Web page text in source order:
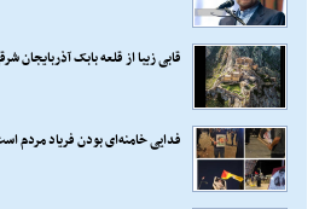
قابی زیبا از قلعه بابک آذربایجان
فدایی خامنه‌ای بودن فریاد مردم